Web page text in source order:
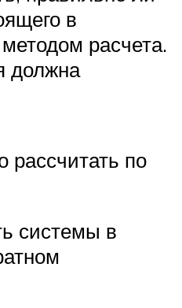
в
расчета.
должна
рассчитать по
системы в